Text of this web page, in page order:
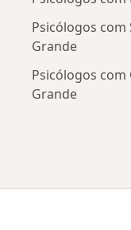
Psicólogos com
Grande
Psicólogos com
Grande